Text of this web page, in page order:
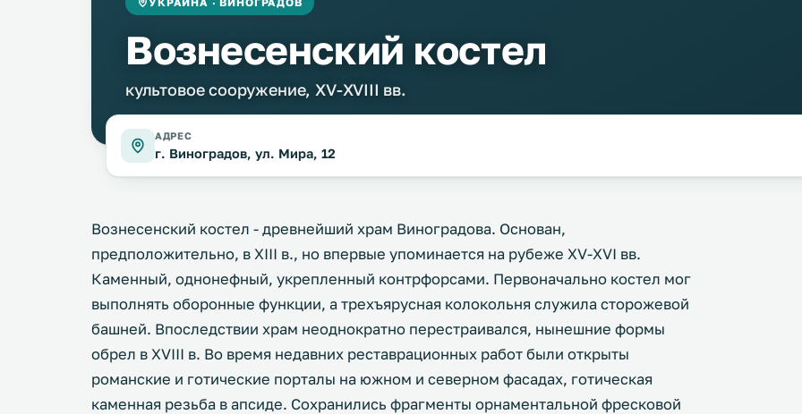
Вознесенский костел
культовое сооружение, XV-XVIII вв.
АДРЕС
г. Виноградов, ул. Мира, 12
Вознесенский костел - древнейший храм Виноградова. Основан,
предположительно, в XIII в., но впервые упоминается на рубеже XV-XVI вв.
Каменный, однонефный, укрепленный контрфорсами. Первоначально костел мог
выполнять оборонные функции, а трехъярусная колокольня служила сторожевой
башней. Впоследствии храм неоднократно перестраивался, нынешние формы
обрел в XVIII в. Во время недавних реставрационных работ были открыты
романские и готические порталы на южном и северном фасадах, готическая
каменная резьба в апсиде. Сохранились фрагменты орнаментальной фресковой